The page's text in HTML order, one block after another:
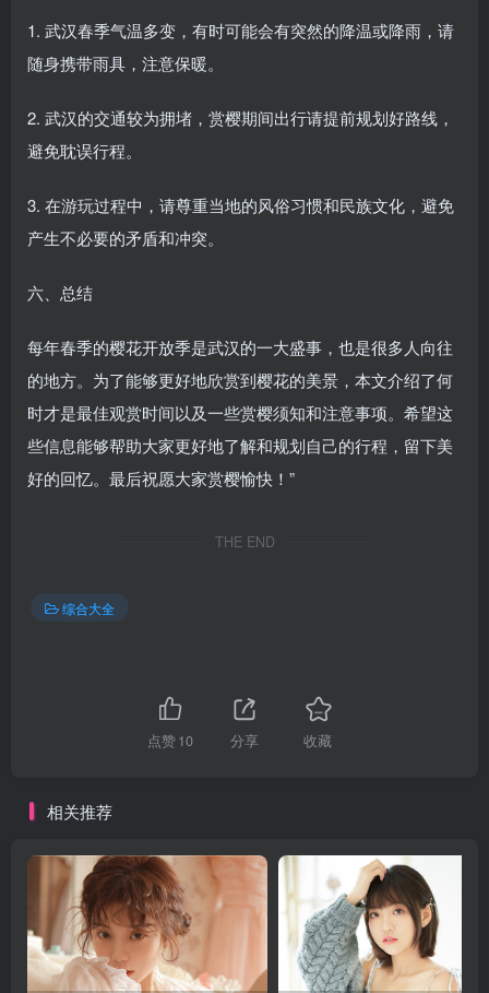
1. 武汉春季气温多变，有时可能会有突然的降温或降雨，请
随身携带雨具，注意保暖。
2. 武汉的交通较为拥堵，赏樱期间出行请提前规划好路线，
避免耽误行程。
3. 在游玩过程中，请尊重当地的风俗习惯和民族文化，避免
产生不必要的矛盾和冲突。
六、总结
每年春季的樱花开放季是武汉的一大盛事，也是很多人向往
的地方。为了能够更好地欣赏到樱花的美景，本文介绍了何
时才是最佳观赏时间以及一些赏樱须知和注意事项。希望这
些信息能够帮助大家更好地了解和规划自己的行程，留下美
好的回忆。最后祝愿大家赏樱愉快！”
THE END
综合大全
点赞10 分享 收藏
相关推荐